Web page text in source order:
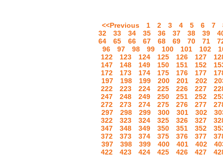
<<Previous 1 2 3 4 5 6 7
32
33 34 35 36 37 38 39
64
65 66 67 68 69 70 71
96
97 98 99 100 101 102
122
123 124 125 126 127
147
148 149 150 151 152
172
173 174 175 176 177
197
198 199 200 201 202
222
223 224 225 226 227
247
248 249 250 251 252
272
273 274 275 276 277
297
298 299 300 301 302
322
323 324 325 326 327
347
348 349 350 351 352
372
373 374 375 376 377
397
398 399 400 401 402
422
423 424 425 426 427